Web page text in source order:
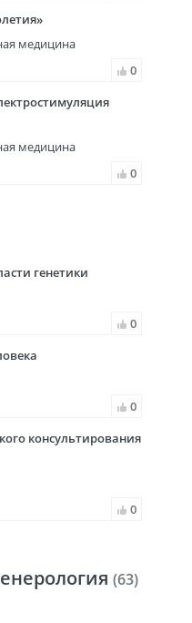
медицина
0
медицина
0
генетики
0
0
консультирования
0
(63)